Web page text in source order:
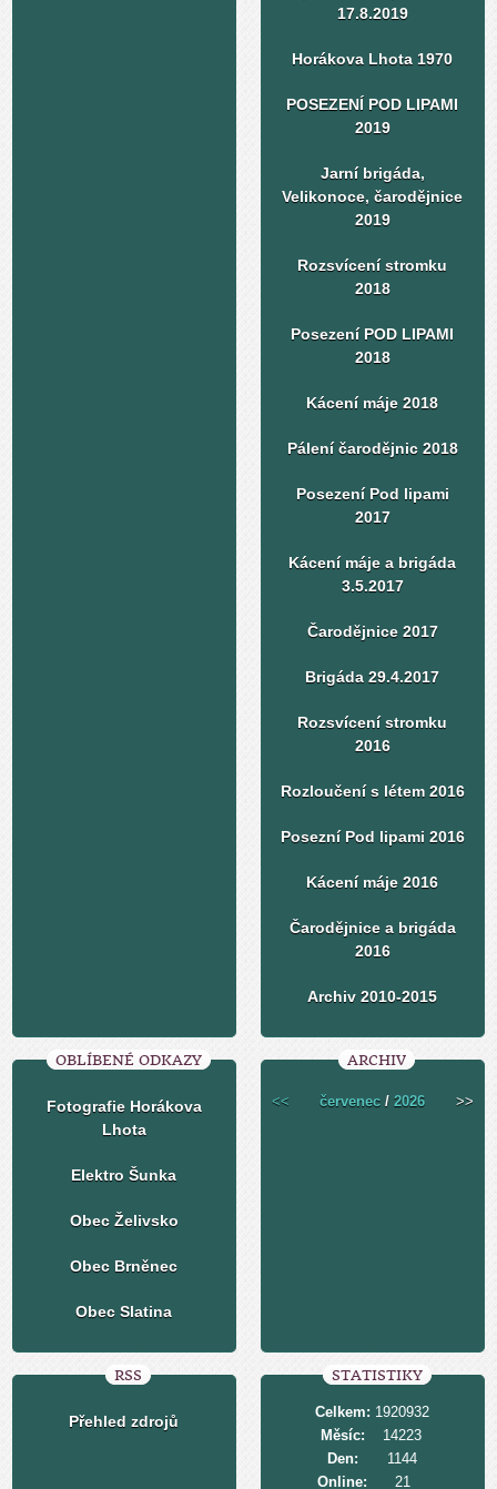
17.8.2019
Horákova Lhota 1970
POSEZENÍ POD LIPAMI
2019
Jarní brigáda,
Velikonoce, čarodějnice
2019
Rozsvícení stromku
2018
Posezení POD LIPAMI
2018
Kácení máje 2018
Pálení čarodějnic 2018
Posezení Pod lipami
2017
Kácení máje a brigáda
3.5.2017
Čarodějnice 2017
Brigáda 29.4.2017
Rozsvícení stromku
2016
Rozloučení s létem 2016
Posezní Pod lipami 2016
Kácení máje 2016
Čarodějnice a brigáda
2016
Archiv 2010-2015
OBLÍBENÉ ODKAZY
Fotografie Horákova
Lhota
Elektro Šunka
Obec Želivsko
Obec Brněnec
Obec Slatina
ARCHIV
<< červenec /2026 >>
RSS
Přehled zdrojů
STATISTIKY
Online: 21
Celkem: 1920932
Měsíc:
14223
Den:
1144